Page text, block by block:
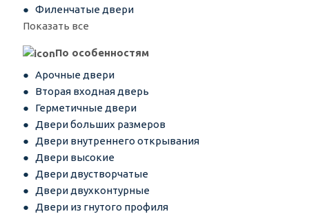
Филенчатые двери
Показать все
По особенностям
Арочные двери
Вторая входная дверь
Герметичные двери
Двери больших размеров
Двери внутреннего открывания
Двери высокие
Двери двустворчатые
Двери двухконтурные
Двери из гнутого профиля